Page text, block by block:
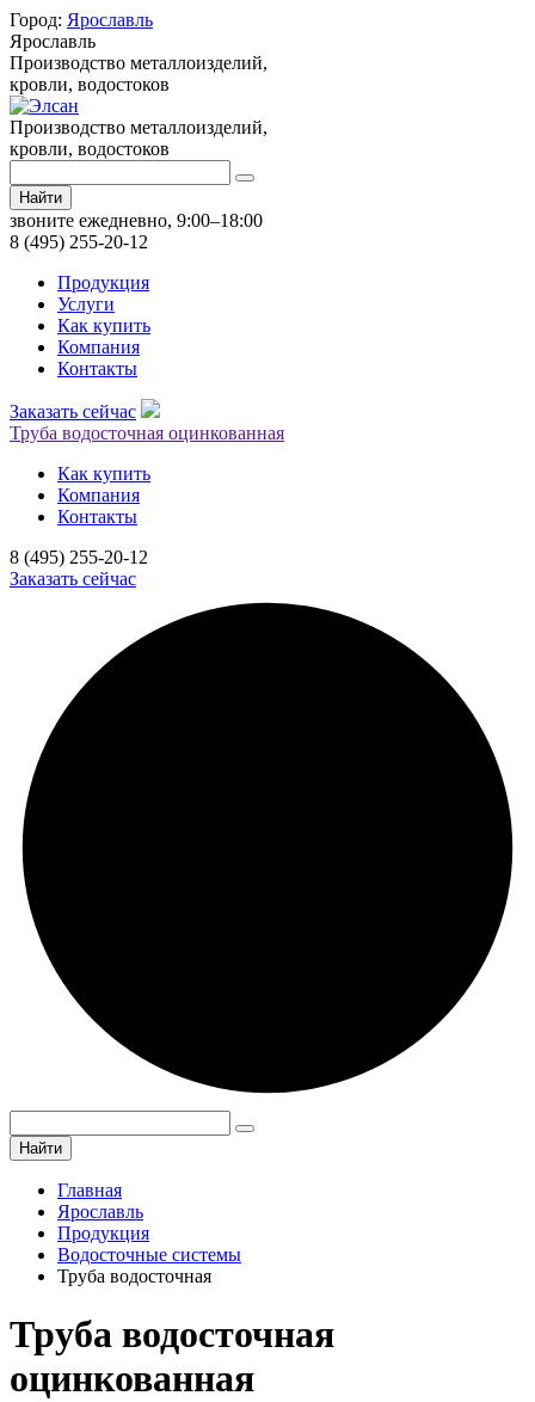
Город: Ярославль
Ярославль
Производство металлоизделий,
кровли, водостоков
Производство металлоизделий,
кровли, водостоков
Найти
звоните ежедневно, 9:00–18:00
8 (495) 255-20-12
Продукция
Услуги
Как купить
Компания
Контакты
Заказать сейчас
Труба водосточная оцинкованная
Как купить
Компания
Контакты
8 (495) 255-20-12
Заказать сейчас
Найти
Главная
Ярославль
Продукция
Водосточные системы
Труба водосточная
Труба водосточная
оцинкованная